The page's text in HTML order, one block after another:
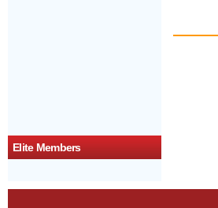
Elite Members